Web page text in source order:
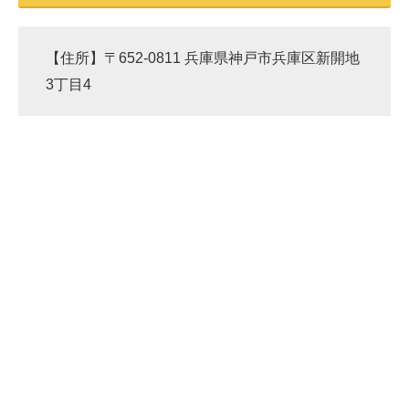
【住所】〒652-0811 兵庫県神戸市兵庫区新開地
3丁目4